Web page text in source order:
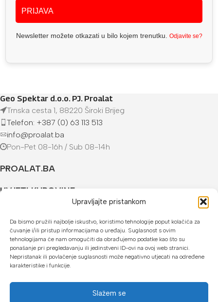
Upravljajte pristankom
Da bismo pružili najbolje iskustvo, koristimo tehnologije poput kolačića za
čuvanje i/ili pristup informacijama o uređaju. Suglasnost s ovim
tehnologijama će nam omogućiti da obrađujemo podatke kao što su
ponašanje pri pregledavanju ili jedinstveni ID-ovi na ovoj web stranici.
Nepristanak ili povlačenje suglasnosti može negativno utjecati na određene
karakteristike i funkcije.
Slažem se
PRIJAVA
Newsletter možete otkazati u bilo kojem trenutku. Odjavite se?
Geo Spektar d.o.o. PJ. Proalat
Trnska cesta 1, 88220 Široki Brijeg
Telefon: +387 (0) 63 113 513
info@proalat.ba
Pon-Pet 08-16h / Sub 08-14h
PROALAT.BA
UVJETI KUPOVINE
U našoj web trgovini možete platiti:
Kreditnim karticama jednokratno ili do 24 rate
Općom uplatnicom, virmanom, internet bankarstvom
Gotovinom prilikom preuzimanja